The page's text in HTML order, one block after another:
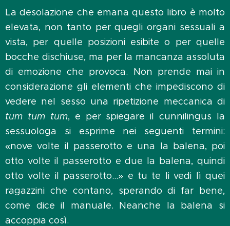
La desolazione che emana questo libro è molto
elevata, non tanto per quegli organi sessuali a
vista, per quelle posizioni esibite o per quelle
bocche dischiuse, ma per la mancanza assoluta
di emozione che provoca. Non prende mai in
considerazione gli elementi che impediscono di
vedere nel sesso una ripetizione meccanica di
tum tum tum, e per spiegare il cunnilingus la
sessuologa si esprime nei seguenti termini:
«nove volte il passerotto e una la balena, poi
otto volte il passerotto e due la balena, quindi
otto volte il passerotto…» e tu te li vedi lì quei
ragazzini che contano, sperando di far bene,
come dice il manuale. Neanche la balena si
accoppia così.